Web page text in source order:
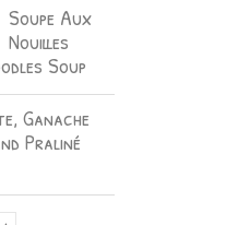
Soupe Aux
Nouilles
Soup
Ganache
Praliné